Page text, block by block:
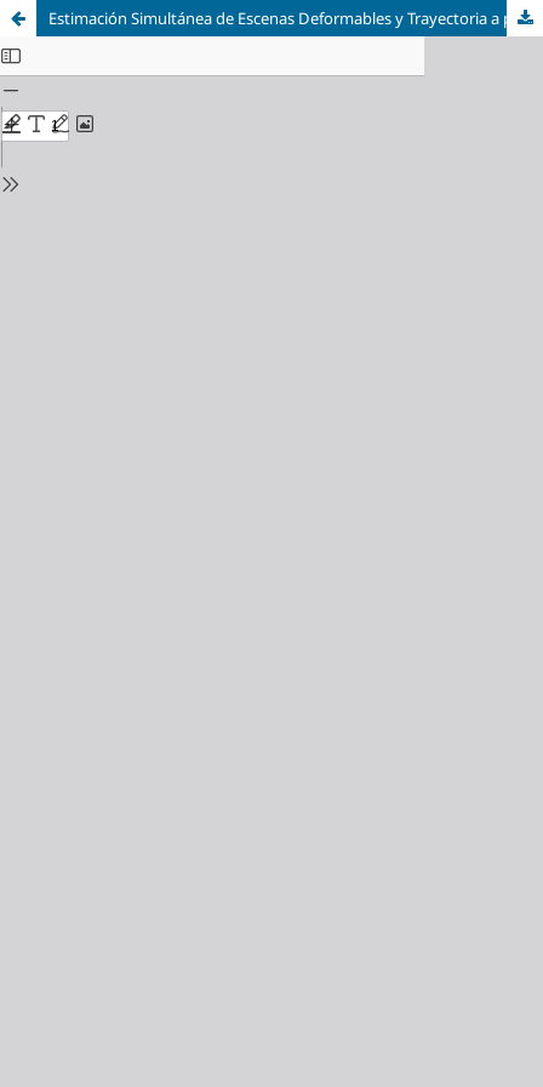
Estimación Simultánea de Escenas Deformables y Trayectoria a partir de una Secuencia de Imágenes Monoculares